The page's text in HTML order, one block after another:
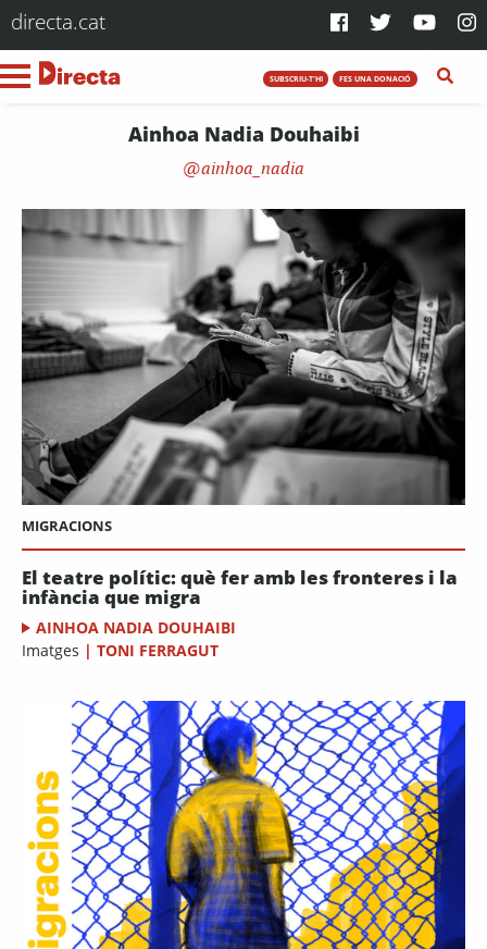
directa.cat
SUBSCRIU-T'HI FES UNA DONACIÓ
Ainhoa Nadia Douhaibi
ainhoa_nadia
MIGRACIONS
El teatre polític: què fer amb les fronteres i la
infància que migra
AINHOA NADIA DOUHAIBI
Imatges | TONI FERRAGUT